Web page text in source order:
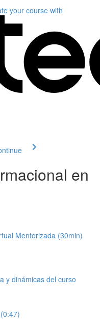
your course with
en
Mentorizada (30min)
y dinámicas del curso